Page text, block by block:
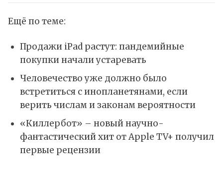
Ещё по теме:
Продажи iPad растут: пандемийные
покупки начали устаревать
Человечество уже должно было
встретиться с инопланетянами, если
верить числам и законам вероятности
«Киллербот» – новый научно-
фантастический хит от Apple TV+ получил
первые рецензии